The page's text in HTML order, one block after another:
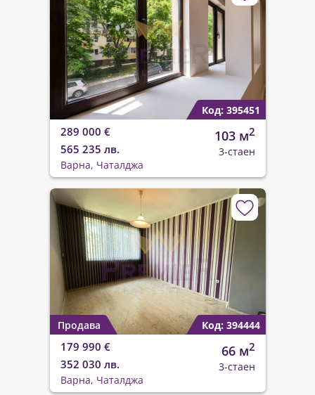
Код: 395451
289 000 €
565 235 лв.
103 м2
3-стаен
Варна, Чаталджа
Продава Код: 394444
179 990 €
352 030 лв.
66 м2
3-стаен
Варна, Чаталджа